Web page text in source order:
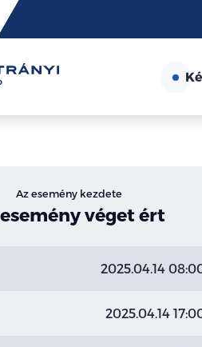
Az esemény kezdete
véget ért
2025.04.14
2025.04.14